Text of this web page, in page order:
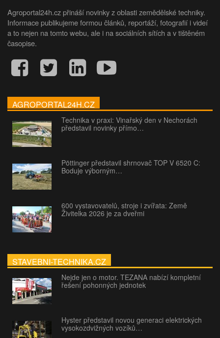
Agroportal24h.cz přináší novinky z oblasti zemědělské techniky.
Informace publikujeme formou článků, reportáží, fotografií i videí
a to nejen na tomto webu, ale i na sociálních sítích a v tištěném
časopise.
AGROPORTAL24H.CZ
Technika v praxi: Vinařský den v Nechorách
představil novinky přímo…
Pöttinger představil shrnovač TOP V 6520 C:
Boduje výborným…
600 vystavovatelů, stroje i zvířata: Země
Živitelka 2026 je za dveřmi
STAVEBNI-TECHNIKA.CZ
Nejde jen o motor. TEZANA nabízí kompletní
řešení pohonných jednotek
Hyster představil novou generaci elektrických
vysokozdvižných vozíků…